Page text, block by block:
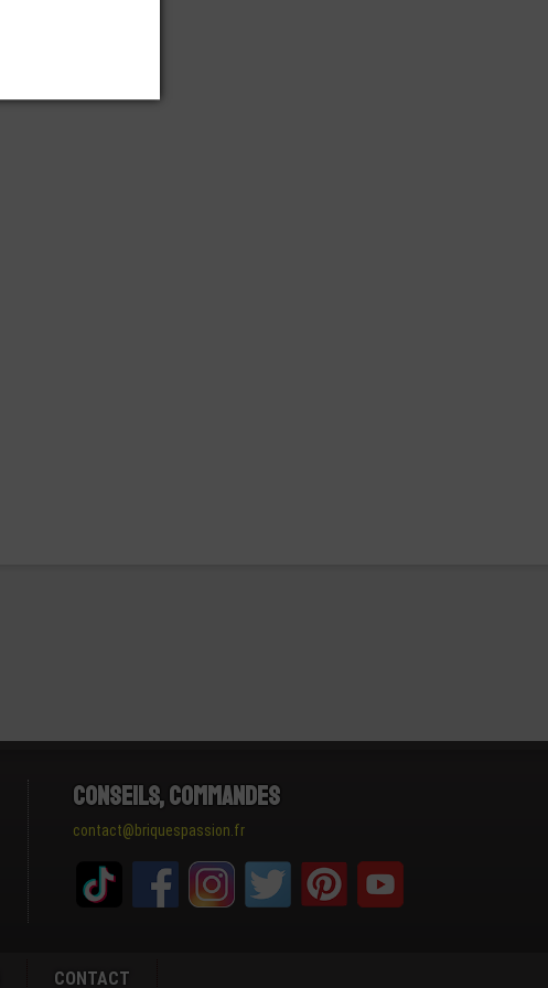
Conseils, Commandes
contact@briquespassion.fr
CONTACT